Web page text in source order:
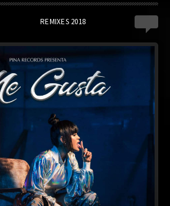
REMIXES 2018